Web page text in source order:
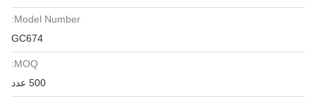
Model Number:
GC674
MOQ:
500 عدد